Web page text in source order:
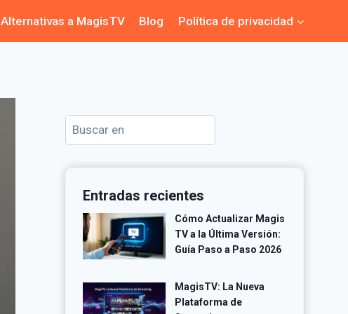
Alternativas a MagisTV Blog Política de privacidad
Buscar
Entradas recientes
Cómo Actualizar Magis
TV a la Última Versión:
Guía Paso a Paso 2026
MagisTV: La Nueva
Plataforma de